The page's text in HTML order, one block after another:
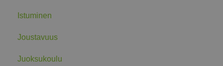
Istuminen
Joustavuus
Juoksukoulu